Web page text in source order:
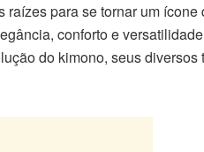
para se tornar um ícone
conforto e
do kimono, seus diversos